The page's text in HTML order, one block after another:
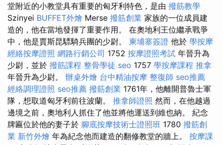
堂附近的小教堂具有重要的匈牙利特色，是由 撥筋教學
Szinyei BUFFET外燴 Merse 撥筋創業 家族的一位成員建
造的，他在當地發揮了重要作用。 在奧地利王位繼承戰爭
中，他是賈斯昆驃騎兵團的少尉。 柬埔寨簽證 他於 學按摩
經絡按摩證照 網路行銷公司 1752 按摩證照考試 年晉升為
少尉，並於 撥筋課程 整骨學徒 seo 1757 學按摩課程 推拿
年晉升為少尉。 辦桌外燴 台中精油按摩 整復師 seo推薦
經絡調理證照 seo推薦 撥筋創業 1761年，他離開普魯士軍
隊，想取道匈牙利前往波蘭。 推拿師證照 然而，在他越過
邊境之前，奧地利人抓住了他並將他運送到維也納。 紀念
牌匾位於他的妻子於 腳底按摩技術士證照班 1780 撥筋創
業 新竹外燴 年為紀念他而建造的翻修教堂的牆上。 按摩課